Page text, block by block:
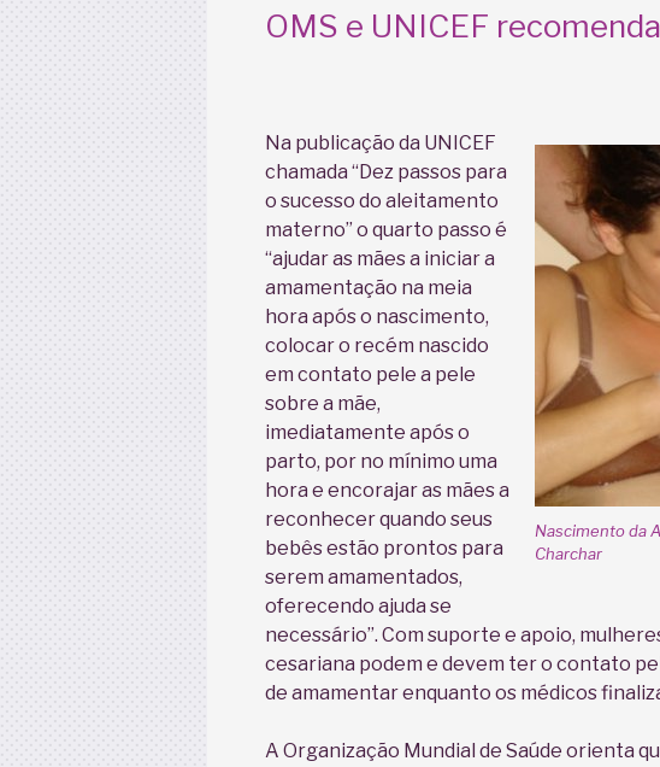
OMS e UNICEF
Nascimento da
Charchar
Na publicação da UNICEF
chamada “Dez passos para
o sucesso do aleitamento
materno” o quarto passo é
“ajudar as mães a iniciar a
amamentação na meia
hora após o nascimento,
colocar o recém nascido
em contato pele a pele
sobre a mãe,
imediatamente após o
parto, por no mínimo uma
hora e encorajar as mães a
reconhecer quando seus
bebês estão prontos para
serem amamentados,
oferecendo ajuda se
necessário”. Com suporte e apoio,
cesariana podem e devem ter o contato
de amamentar enquanto os médicos
A Organização Mundial de Saúde orienta